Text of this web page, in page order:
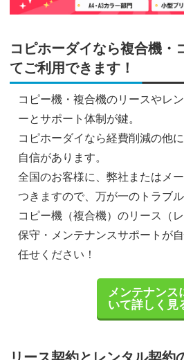
コピホーダイなら複合機・
てご利用できます！
コピー機・複合機のリースやレ
ーとサポート体制が鍵。
コピホーダイなら経費削減の他
自信があります。
全国のお客様に、弊社またはメ
つきますので、万が一のトラブ
コピー機（複合機）のリース（
保守・メンテナンスサポートが
任せください！
メンテナンス
いて詳しく